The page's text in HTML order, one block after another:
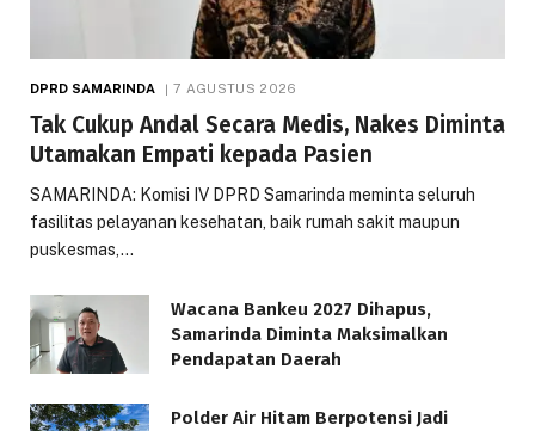
DPRD SAMARINDA 7 AGUSTUS 2026
Tak Cukup Andal Secara Medis, Nakes Diminta
Utamakan Empati kepada Pasien
SAMARINDA: Komisi IV DPRD Samarinda meminta seluruh
fasilitas pelayanan kesehatan, baik rumah sakit maupun
puskesmas,…
Wacana Bankeu 2027 Dihapus,
Samarinda Diminta Maksimalkan
Pendapatan Daerah
Polder Air Hitam Berpotensi Jadi